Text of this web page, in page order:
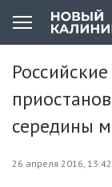
середины
26 апреля 2016, 13:42